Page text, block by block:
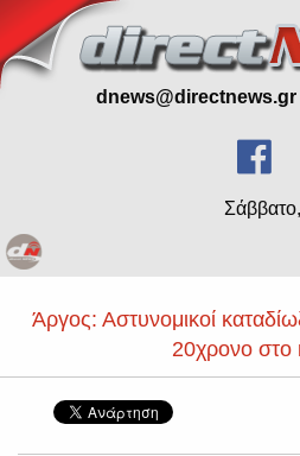
dnews@directnews.gr
Άργος: Αστυνομικοί
20χρονο στο